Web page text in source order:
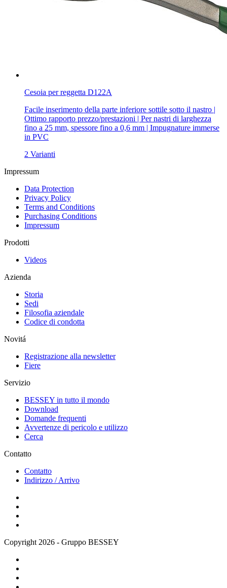
Cesoia per reggetta D122A
Facile inserimento della parte inferiore sottile sotto il nastro |
Ottimo rapporto prezzo/prestazioni | Per nastri di larghezza
fino a 25 mm, spessore fino a 0,6 mm | Impugnature immerse
in PVC
2 Varianti
Impressum
Data Protection
Privacy Policy
Terms and Conditions
Purchasing Conditions
Impressum
Prodotti
Videos
Azienda
Storia
Sedi
Filosofia aziendale
Codice di condotta
Novitá
Registrazione alla newsletter
Fiere
Servizio
BESSEY in tutto il mondo
Download
Domande frequenti
Avvertenze di pericolo e utilizzo
Cerca
Contatto
Contatto
Indirizzo / Arrivo
Copyright 2026 - Gruppo BESSEY